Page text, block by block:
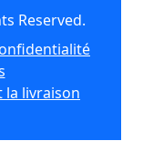
Reserved.
livraison